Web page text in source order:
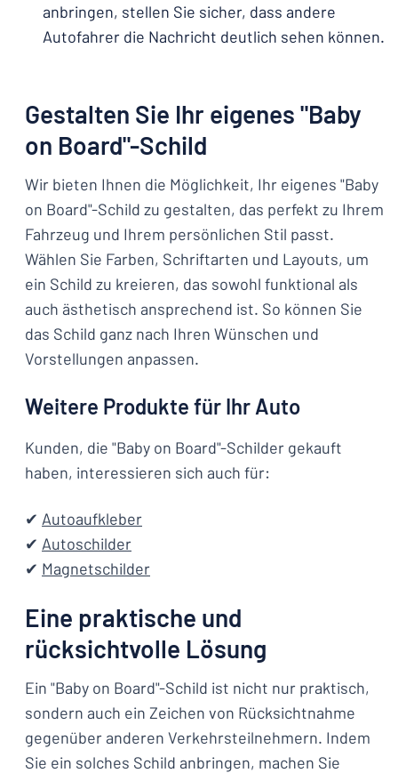
anbringen, stellen Sie sicher, dass andere
Autofahrer die Nachricht deutlich sehen können.
Gestalten Sie Ihr eigenes "Baby
on Board"-Schild
Wir bieten Ihnen die Möglichkeit, Ihr eigenes "Baby
on Board"-Schild zu gestalten, das perfekt zu Ihrem
Fahrzeug und Ihrem persönlichen Stil passt.
Wählen Sie Farben, Schriftarten und Layouts, um
ein Schild zu kreieren, das sowohl funktional als
auch ästhetisch ansprechend ist. So können Sie
das Schild ganz nach Ihren Wünschen und
Vorstellungen anpassen.
Weitere Produkte für Ihr Auto
Kunden, die "Baby on Board"-Schilder gekauft
haben, interessieren sich auch für:
✔ Autoaufkleber
✔ Autoschilder
✔ Magnetschilder
Eine praktische und
rücksichtvolle Lösung
Ein "Baby on Board"-Schild ist nicht nur praktisch,
sondern auch ein Zeichen von Rücksichtnahme
gegenüber anderen Verkehrsteilnehmern. Indem
Sie ein solches Schild anbringen, machen Sie